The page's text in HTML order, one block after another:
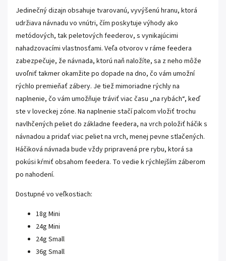
Jedinečný dizajn obsahuje tvarovanú, vyvýšenú hranu, ktorá
udržiava návnadu vo vnútri, čím poskytuje výhody ako
metódových, tak peletových feederov, s vynikajúcimi
nahadzovacími vlastnosťami. Veľa otvorov v ráme feedera
zabezpečuje, že návnada, ktorú naň naložíte, sa z neho môže
uvoľniť takmer okamžite po dopade na dno, čo vám umožní
rýchlo premieňať zábery. Je tiež mimoriadne rýchly na
naplnenie, čo vám umožňuje tráviť viac času „na rybách“, keď
ste v loveckej zóne. Na naplnenie stačí palcom vložiť trochu
navlhčených peliet do základne feedera, na vrch položiť háčik s
návnadou a pridať viac peliet na vrch, menej pevne stlačených.
Háčiková návnada bude vždy pripravená pre rybu, ktorá sa
pokúsi kŕmiť obsahom feedera. To vedie k rýchlejším záberom
po nahodení.
Dostupné vo veľkostiach:
18g Mini
24g Mini
24g Small
36g Small